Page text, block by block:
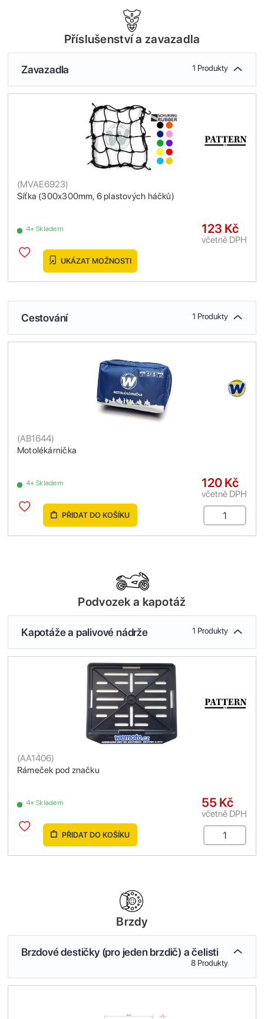
Příslušenství a zavazadla
Zavazadla 1 Produkty
Síťka (300x300mm, 6 plastových háčků)
(MVAE6923)
4+ Skladem 123 Kč
včetně DPH
UKÁZAT MOŽNOSTI
Cestování 1 Produkty
Motolékárnička
(AB1644)
4+ Skladem 120 Kč
včetně DPH
PŘIDAT DO KOŠÍKU
Podvozek a kapotáž
Kapotáže a palivové nádrže 1 Produkty
Rámeček pod značku
(AA1406)
4+ Skladem 55 Kč
včetně DPH
PŘIDAT DO KOŠÍKU
Brzdy
Brzdové destičky (pro jeden brzdič) a čelisti
8 Produkty